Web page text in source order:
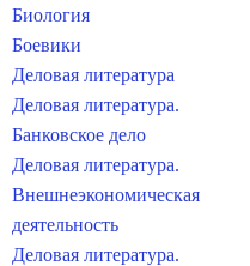
Биология
Боевики
Деловая литература
Деловая литература.
Банковское дело
Деловая литература.
Внешнеэкономическая
деятельность
Деловая литература.